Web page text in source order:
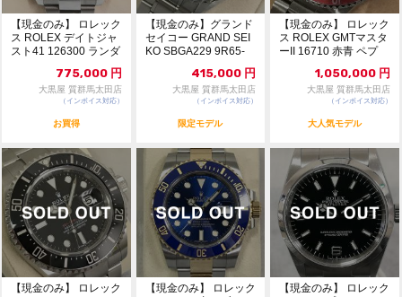
【現金のみ】 ロレック
ス ROLEX デイトジャ
スト41 126300 ランダ
775,000 円
大黒屋 質群馬太田店
（インボイス対応）
お買得
【現金のみ】グランド
セイコー GRAND SEI
KO SBGA229 9R65-
415,000 円
大黒屋 質群馬太田店
（インボイス対応）
限定モデル
【現金のみ】 ロレック
ス ROLEX GMTマスタ
ーII 16710 赤青 ペプ
1,050,000 円
大黒屋 質群馬太田店
（インボイス対応）
大人気モデル
【現金のみ】 ロレック
【現金のみ】 ロレック
【現金のみ】 ロレック